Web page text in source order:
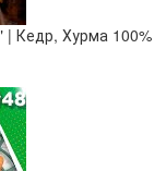
Хурма 100%